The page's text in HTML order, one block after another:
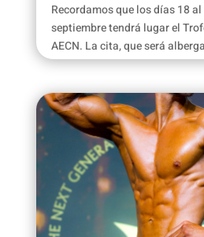
Recordamos que los días 18
septiembre tendrá lugar el
AECN. La cita, que será